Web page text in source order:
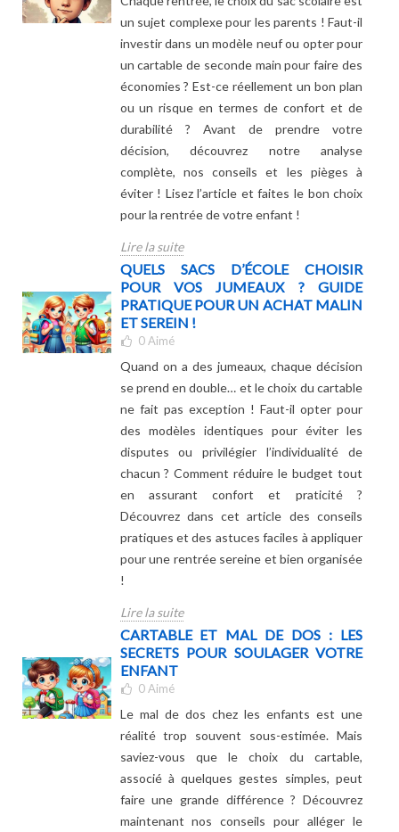
un sujet complexe pour les parents ! Faut-il
investir dans un modèle neuf ou opter pour
un cartable de seconde main pour faire des
économies ? Est-ce réellement un bon plan
ou un risque en termes de confort et de
durabilité ? Avant de prendre votre
décision, découvrez notre analyse
complète, nos conseils et les pièges à
éviter ! Lisez l’article et faites le bon choix
pour la rentrée de votre enfant !
Lire la suite
QUELS SACS D’ÉCOLE CHOISIR
POUR VOS JUMEAUX ? GUIDE
PRATIQUE POUR UN ACHAT MALIN
ET SEREIN !
0 Aimé
Quand on a des jumeaux, chaque décision
se prend en double… et le choix du cartable
ne fait pas exception ! Faut-il opter pour
des modèles identiques pour éviter les
disputes ou privilégier l’individualité de
chacun ? Comment réduire le budget tout
en assurant confort et praticité ?
Découvrez dans cet article des conseils
pratiques et des astuces faciles à appliquer
pour une rentrée sereine et bien organisée
!
Lire la suite
CARTABLE ET MAL DE DOS : LES
SECRETS POUR SOULAGER VOTRE
ENFANT
0 Aimé
Le mal de dos chez les enfants est une
réalité trop souvent sous-estimée. Mais
saviez-vous que le choix du cartable,
associé à quelques gestes simples, peut
faire une grande différence ? Découvrez
maintenant nos conseils pour alléger le